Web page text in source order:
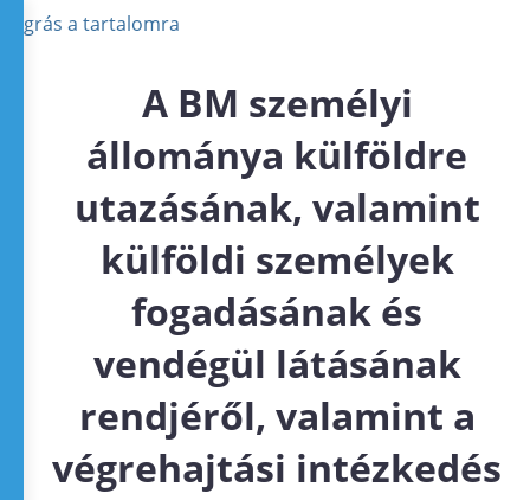
Ugrás a tartalomra
A BM személyi
állománya külföldre
utazásának, valamint
külföldi személyek
fogadásának és
vendégül látásának
rendjéről, valamint a
végrehajtási intézkedés